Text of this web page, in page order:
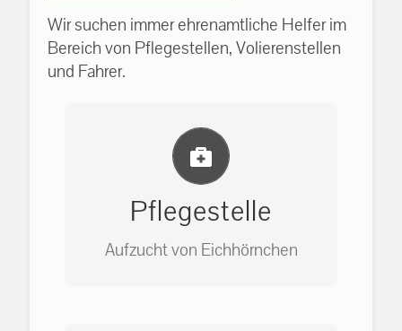
Wir suchen immer ehrenamtliche Helfer im
Bereich von Pflegestellen, Volierenstellen
und Fahrer.
Pflegestelle
Aufzucht von Eichhörnchen
Einlernung und Infos